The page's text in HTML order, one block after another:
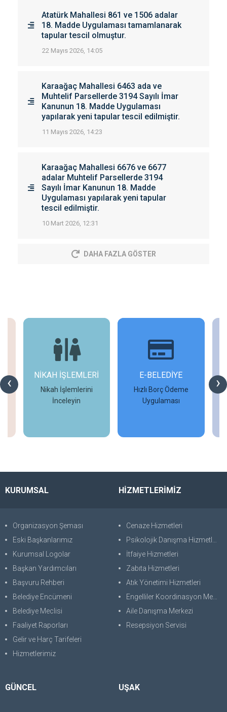
Atatürk Mahallesi 861 ve 1506 adalar
18. Madde Uygulaması tamamlanarak
tapular tescil olmuştur.
22 Mayıs 2026, 14:05
Karaağaç Mahallesi 6463 ada ve
Muhtelif Parsellerde 3194 Sayılı İmar
Kanunun 18. Madde Uygulaması
yapılarak yeni tapular tescil edilmiştir.
11 Mayıs 2026, 14:23
Karaağaç Mahallesi 6676 ve 6677
adalar Muhtelif Parsellerde 3194
Sayılı İmar Kanunun 18. Madde
Uygulaması yapılarak yeni tapular
tescil edilmiştir.
10 Mart 2026, 12:31
DAHA FAZLA GÖSTER
‹ ›
NİKAH İŞLEMLERİ
Nikah İşlemlerini
İnceleyin
E-BELEDİYE
Hızlı Borç Ödeme
Uygulaması
KURUMSAL
Organizasyon Şeması
Eski Başkanlarımız
Kurumsal Logolar
Başkan Yardımcıları
Başvuru Rehberi
Belediye Encümeni
Belediye Meclisi
Faaliyet Raporları
Gelir ve Harç Tarifeleri
Hizmetlerimiz
HİZMETLERİMİZ
Cenaze Hizmetleri
Psikolojik Danışma Hizmetleri
İtfaiye Hizmetleri
Zabıta Hizmetleri
Atık Yönetimi Hizmetleri
Engelliler Koordinasyon Merkezi
Aile Danışma Merkezi
Resepsiyon Servisi
GÜNCEL UŞAK